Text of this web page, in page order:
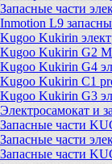
Запасные части
Inmotion L9
Kugoo Kukirin
Kugoo Kukirin G2
Kugoo Kukirin G4
Kugoo Kukirin C1
Kugoo Kukirin G3
Электросамокат и
Запасные части
Запасные части
Запасные части